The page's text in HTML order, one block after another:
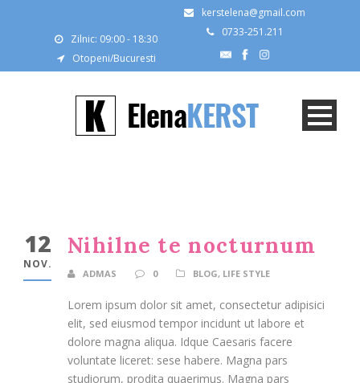
Zilnic: 09:00 - 18:30
Otopeni/Bucuresti
kerstelena@gmail.com
0733-251.211
12
NOV.
Nihilne te nocturnum
ADMAS 0 BLOG, LIFE STYLE
Lorem ipsum dolor sit amet, consectetur adipisici
elit, sed eiusmod tempor incidunt ut labore et
dolore magna aliqua. Idque Caesaris facere
voluntate liceret: sese habere. Magna pars
studiorum, prodita quaerimus. Magna pars